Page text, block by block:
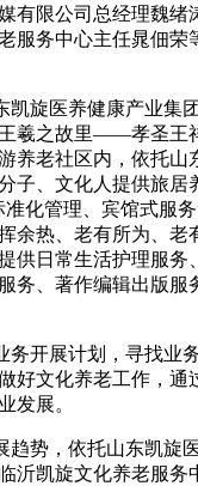
有限公司总经理魏绪
服务中心主任晁佃荣
凯旋医养健康产业集
羲之故里——孝圣王
养老社区内，依托山
子、文化人提供旅居
化管理、宾馆式服
余热、老有所为、老
供日常生活护理服务
务、著作编辑出版服
务开展计划，寻找业
好文化养老工作，通
发展。
趋势，依托山东凯旋
沂凯旋文化养老服务